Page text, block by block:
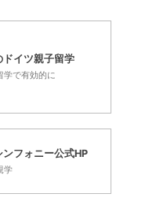
ドイツ親子留学
学で有効的に
フォニー公式HP
学